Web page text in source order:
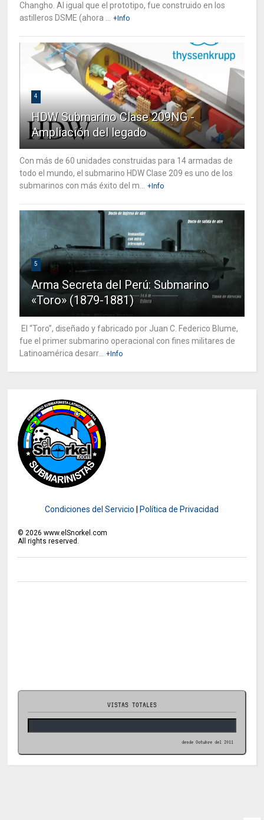
Changho. Al igual que el prototipo, fue construido en los
astilleros DSME (ahora ...
+Info
4
HDW Submarino Clase 209NG -
Ampliación del legado
Con más de 60 unidades construidas para 14 armadas de
todo el mundo, el submarino HDW Clase 209 es uno de los
submarinos con más éxito del m...
+Info
5
Arma Secreta del Perú: Submarino
«Toro» (1879-1881)
El “Toro”, diseñado y fabricado por Juan C. Federico Blume,
fue el primer submarino operacional con fines militares de
Latinoamérica desarr...
+Info
Condiciones del Servicio Política de Privacidad
©2026 www.elSnorkel.com
All rights reserved.
VISTAS TOTALES
desde Octubre del 2011